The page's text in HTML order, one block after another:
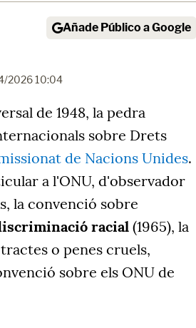
Añade Público a Google
2026 10:04
de 1948, la pedra
sobre Drets
de Nacions Unides.
a l'ONU, d'observador
la convenció sobre
racial(1965), la
o penes cruels,
sobre els ONU de